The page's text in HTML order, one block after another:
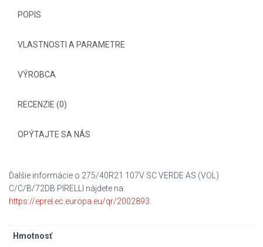
POPIS
VLASTNOSTI A PARAMETRE
VÝROBCA
RECENZIE (0)
OPÝTAJTE SA NÁS
Ďalšie informácie o 275/40R21 107V SC VERDE AS (VOL)
C/C/B/72DB PIRELLI nájdete na:
https://eprel.ec.europa.eu/qr/2002893
Hmotnosť